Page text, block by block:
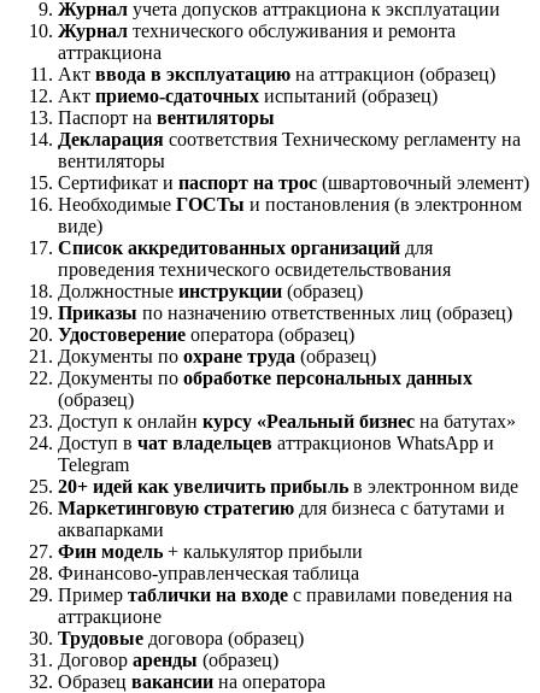
Журнал учета допусков аттракциона к эксплуатации
Журнал технического обслуживания и ремонта
аттракциона
Акт ввода в эксплуатацию на аттракцион (образец)
Акт приемо-сдаточных испытаний (образец)
Паспорт на вентиляторы
Декларация соответствия Техническому регламенту на
вентиляторы
Сертификат и паспорт на трос (швартовочный элемент)
Необходимые ГОСТы и постановления (в электронном
виде)
Список аккредитованных организаций для
проведения технического освидетельствования
Должностные инструкции (образец)
Приказы по назначению ответственных лиц (образец)
Удостоверение оператора (образец)
Документы по охране труда (образец)
Документы по обработке персональных данных
(образец)
Доступ к онлайн курсу «Реальный бизнес на батутах»
Доступ в чат владельцев аттракционов WhatsApp и
Telegram
20+ идей как увеличить прибыль в электронном виде
Маркетинговую стратегию для бизнеса с батутами и
аквапарками
Фин модель + калькулятор прибыли
Финансово-управленческая таблица
Пример таблички на входе с правилами поведения на
аттракционе
Трудовые договора (образец)
Договор аренды (образец)
Образец вакансии на оператора